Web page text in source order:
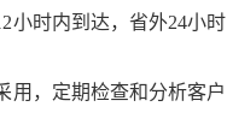
小时内到达，省外24小时
用，定期检查和分析客户